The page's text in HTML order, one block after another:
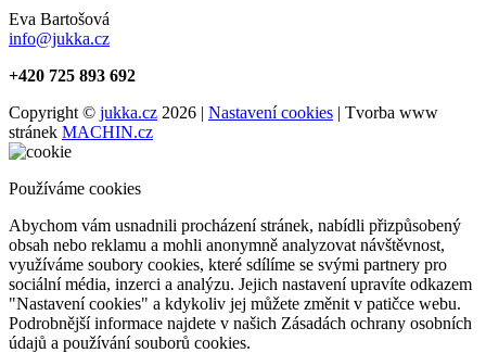
Eva Bartošová
info@jukka.cz
+420 725 893 692
Copyright © jukka.cz 2026 | Nastavení cookies | Tvorba www
stránek MACHIN.cz
Používáme cookies
Abychom vám usnadnili procházení stránek, nabídli přizpůsobený
obsah nebo reklamu a mohli anonymně analyzovat návštěvnost,
využíváme soubory cookies, které sdílíme se svými partnery pro
sociální média, inzerci a analýzu. Jejich nastavení upravíte odkazem
"Nastavení cookies" a kdykoliv jej můžete změnit v patičce webu.
Podrobnější informace najdete v našich Zásadách ochrany osobních
údajů a používání souborů cookies.